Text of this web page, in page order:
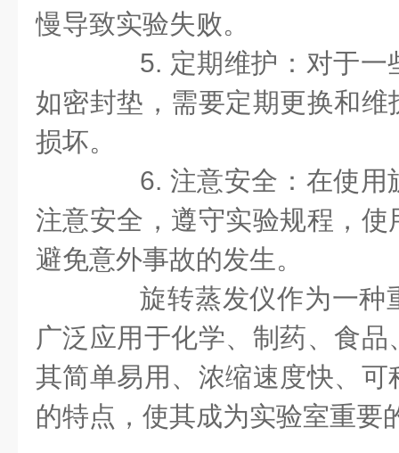
慢导致实验失败。
5. 定期维护：对于一
如密封垫，需要定期更换和
损坏。
6. 注意安全：在使用
注意安全，遵守实验规程，
避免意外事故的发生。
旋转蒸发仪作为一种
广泛应用于化学、制药、食
其简单易用、浓缩速度快、
的特点，使其成为实验室重要